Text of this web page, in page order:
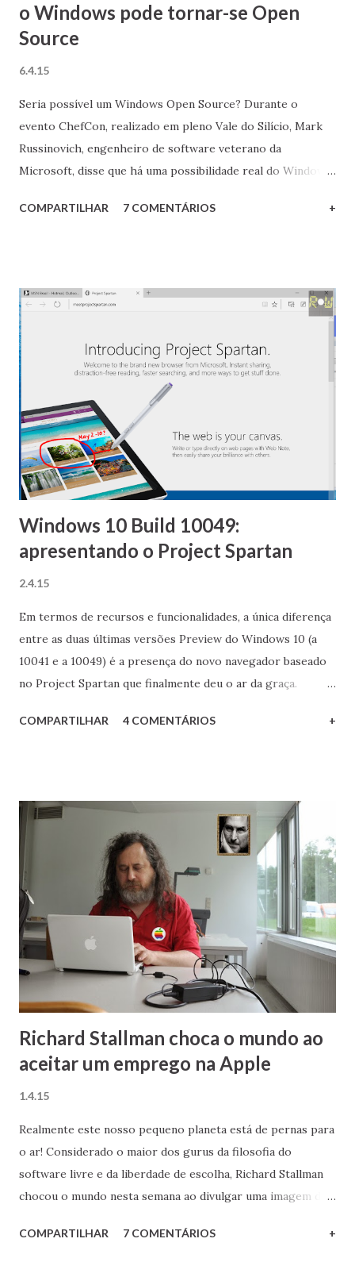
o Windows pode tornar-se Open
Source
6.4.15
Seria possível um Windows Open Source? Durante o
evento ChefCon, realizado em pleno Vale do Silício, Mark
Russinovich, engenheiro de software veterano da
Microsoft, disse que há uma possibilidade real do Windows
Source . Como é que é? Apenas o fato de a empresa, cujo
realmente é de cair o queixo, para não dizer outras
palavras impublicáveis aqui! De fato, desde que o novo CEO
da Microsoft, Satya Nadella, assumiu em fevereiro do ano
passado é visível que a empresa realmente está se
esforçando para mudar a sua imagem e manter-se
relevante no admirável novo mundo da tecnologia, vide as
iniciativas com o Windows 10 , com o Office gratuito que
acompanhará o novo sistema operacional e com o Visual
Studio Community, apenas para citar alguns exemplos.
Poré...
COMPARTILHAR 7 COMENTÁRIOS +
Windows 10 Build 10049:
apresentando o Project Spartan
2.4.15
Em termos de recursos e funcionalidades, a única diferença
entre as duas últimas versões Preview do Windows 10 (a
10041 e a 10049) é a presença do novo navegador baseado
no Project Spartan que finalmente deu o ar da graça.
dos navegadores Web. O Project Spartan até que enfim dá a
COMPARTILHAR 4 COMENTÁRIOS +
Richard Stallman choca o mundo ao
aceitar um emprego na Apple
1.4.15
Realmente este nosso pequeno planeta está de pernas para
o ar! Considerado o maior dos gurus da filosofia do
software livre e da liberdade de escolha, Richard Stallman
chocou o mundo nesta semana ao divulgar uma imagem do
poderosa, opressora e capitalista Apple!
COMPARTILHAR 7 COMENTÁRIOS +